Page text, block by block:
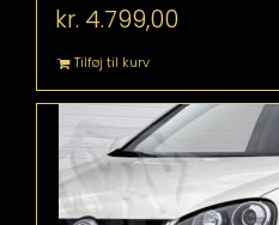
kr. 4.799,00
Tilføj til kurv